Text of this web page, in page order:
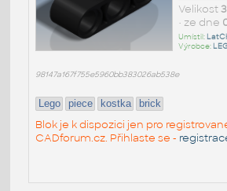
Velikost
• ze dne
Umístil:
Výrobce:
98147a167f755e5960bb383026ab538e
Lego piece kostka brick
Blok je k dispozici jen pro
CADforum.cz. Přihlaste se -